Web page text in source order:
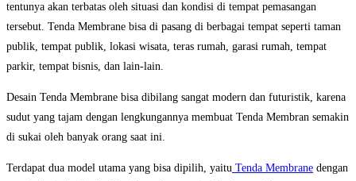
tentunya akan terbatas oleh situasi dan kondisi di tempat pemasangan
tersebut. Tenda Membrane bisa di pasang di berbagai tempat seperti taman
publik, tempat publik, lokasi wisata, teras rumah, garasi rumah, tempat
parkir, tempat bisnis, dan lain-lain.
Desain Tenda Membrane bisa dibilang sangat modern dan futuristik, karena
sudut yang tajam dengan lengkungannya membuat Tenda Membran semakin
di sukai oleh banyak orang saat ini.
Terdapat dua model utama yang bisa dipilih, yaitu Tenda Membrane dengan